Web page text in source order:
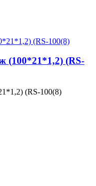
(100*21*1,2) (RS-
(RS-100(8)